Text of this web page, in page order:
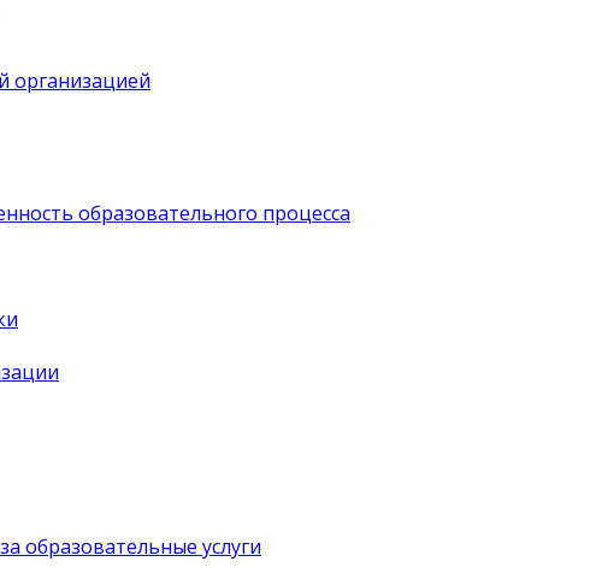
организацией
образовательного процесса
образовательные услуги